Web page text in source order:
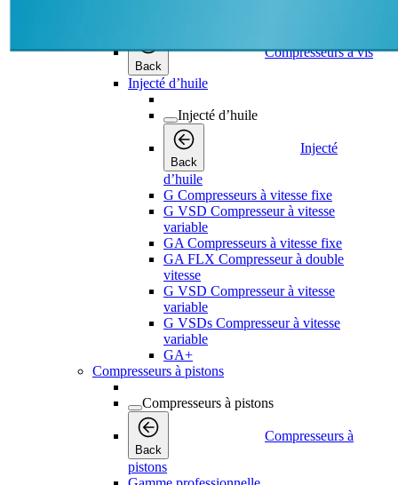
Back
Compresseurs à vis
Injecté d’huile
Injecté d’huile
Back
Injecté
d’huile
G Compresseurs à vitesse fixe
G VSD Compresseur à vitesse
variable
GA Compresseurs à vitesse fixe
GA FLX Compresseur à double
vitesse
G VSD Compresseur à vitesse
variable
G VSDs Compresseur à vitesse
variable
GA+
Compresseurs à pistons
Compresseurs à pistons
Back
Compresseurs à
pistons